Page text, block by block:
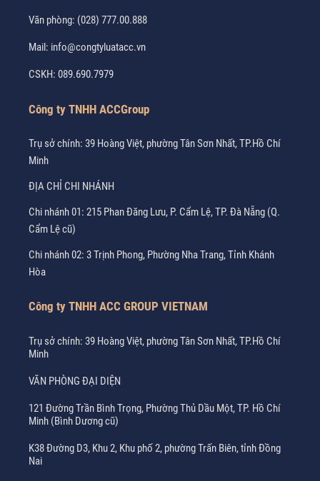
Văn phòng: (028) 777.00.888
Mail: info@congtyluatacc.vn
CSKH: 089.690.7979
Công ty TNHH ACCGroup
Trụ sở chính: 39 Hoàng Việt, phường Tân Sơn Nhất, TP.Hồ Chí
Minh
ĐỊA CHỈ CHI NHÁNH
Chi nhánh 01: 215 Phan Đăng Lưu, P. Cẩm Lệ, TP. Đà Nẵng (Q.
Cẩm Lệ cũ)
Chi nhánh 02: 3 Trịnh Phong, Phường Nha Trang, Tỉnh Khánh
Hòa
Công ty TNHH ACC GROUP VIETNAM
Trụ sở chính: 39 Hoàng Việt, phường Tân Sơn Nhất, TP.Hồ Chí
Minh
VĂN PHÒNG ĐẠI DIỆN
121 Đường Trần Bình Trọng, Phường Thủ Dầu Một, TP. Hồ Chí
Minh (Bình Dương cũ)
K38 Đường D3, Khu 2, Khu phố 2, phường Trấn Biên, tỉnh Đồng
Nai